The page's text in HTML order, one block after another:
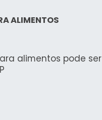
ALIMENTOS
alimentos pode ser